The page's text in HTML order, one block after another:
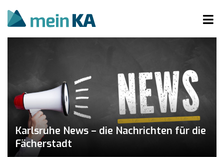
Karlsruhe News – die Nachrichten für die
Fächerstadt